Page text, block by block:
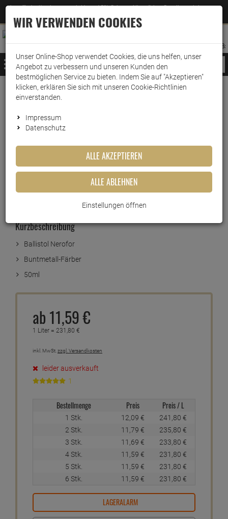
Jetzt für den Newsletter entscheiden und 5% Rabatt auf Ihre nächste Bestellung erhalten
–Zum Newsletter
ANMELDEN
AUFKLAPPEN
MERKZETTEL
WARENKORB:
MENÜ
Weiter einkaufen www.wark24.de Ballistol
Ballistol Nerofor Buntmetall-Färber 50ml
Ballistol Nerofor Buntmetall-
Färber 50ml
Artikel-Nummer:10014271
Kurzbeschreibung
Ballistol Nerofor
Buntmetall-Färber
50ml
ab 11,59€
1 Liter = 231,80 €
inkl. MwSt. zzgl. Versandkosten
leider ausverkauft
1
Bestellmenge Preis Preis / L
1 Stk. 12,09 € 241,80 €
2 Stk.
11,79 € 235,80 €
3 Stk.
11,69 € 233,80 €
4 Stk.
11,59 € 231,80 €
5 Stk.
11,59 € 231,80 €
6 Stk.
11,59 € 231,80 €
LAGERALARM
WIR VERWENDEN COOKIES
Unser Online-Shop verwendet Cookies, die uns helfen, unser
Angebot zu verbessern und unseren Kunden den
bestmöglichen Service zu bieten. Indem Sie auf "Akzeptieren"
klicken, erklären Sie sich mit unseren Cookie-Richtlinien
einverstanden.
Impressum
Datenschutz
ALLE AKZEPTIEREN
ALLE ABLEHNEN
Einstellungen öffnen